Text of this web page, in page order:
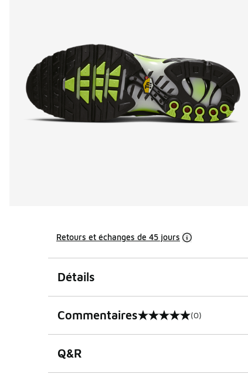
Retours et échanges de 45 jours
Détails
Commentaires
0 sur 5 notes (0)
Q&R